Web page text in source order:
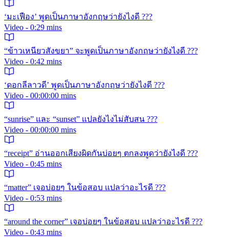
‘มะเฟือง’ พูดเป็นภาษาอังกฤษว่ายังไงดี ???
Video - 0:29 mins
“ข้าวเหนียวสังขยา” จะพูดเป็นภาษาอังกฤษว่ายังไงดี ???
Video - 0:42 mins
‘ดอกลีลาวดี’ พูดเป็นภาษาอังกฤษว่ายังไงดี ???
Video - 00:00:00 mins
“sunrise” และ “sunset” แปลยังไงไม่สับสน ???
Video - 00:00:00 mins
“receipt” อ่านออกเสียงผิดกันบ่อยๆ ตกลงพูดว่ายังไงดี ???
Video - 0:45 mins
“matter” เจอบ่อยๆ ในข้อสอบ แปลว่าอะไรดี ???
Video - 0:53 mins
“around the corner” เจอบ่อยๆ ในข้อสอบ แปลว่าอะไรดี ???
Video - 0:43 mins